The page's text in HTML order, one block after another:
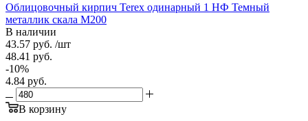
Облицовочный кирпич Terex одинарный 1 НФ Темный
металлик скала М200
В наличии
43.57 руб. /шт
48.41 руб.
-10%
4.84 руб.
В корзину